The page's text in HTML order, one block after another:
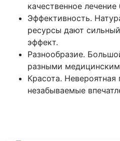
качественное лечение
Эффективность.
ресурсы дают
эффект.
Разнообразие.
разными
Красота.
незабываемые